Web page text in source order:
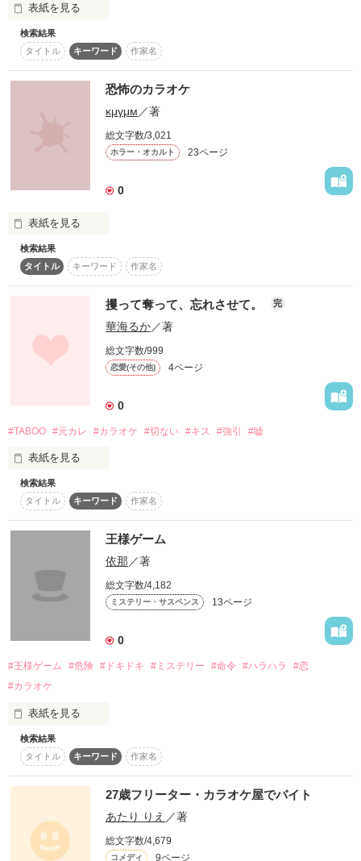
全て 完結 更新中
コンテスト
スターツ出版小説投稿サイト合同企画「1話からの長編大
賞」ベリーズカフェ会場
その他の条件 動画あり
表紙を見る
ねぇ、和也・・・
あたしといて幸せでしたか？？
あたしは幸せでしたよ？
この空の下で頑張るから。
見守っていてね。
作品を読む
検索結果
タイトル
キーワード 作家名
恐怖のカラオケ
κμγμм ／著
総文字数/3,021
ホラー・オカルト 23ページ
0
表紙を見る
これ見たらカラオケに行けなくなるでしょう
まさかこんなことになるなんて‥カラオケ大好きだったの
に。
こちらは実話です
検索結果
タイトル
キーワード 作家名
攫って奪って、忘れさせて。 完
華海るか／著
総文字数/999
恋愛(その他) 4ページ
0
#TABOO #元カレ #カラオケ #切ない #キス #強引 #嘘
表紙を見る
「このままお前をさらっちゃうけど」
イケナイことだとわかっているのに
今はその胸にすがりたい
｡.｡･.｡*ﾟ+｡｡.｡･.｡*ﾟ+｡｡.｡･.｡*ﾟ+｡
タブー
～秘密の恋～
『彼氏がいるのに元カレと…』
｡.｡･.｡*ﾟ+｡｡.｡･.｡*ﾟ+｡｡.｡･.｡*ﾟ+｡
作品を読む
検索結果
タイトル
キーワード 作家名
王様ゲーム
依那／著
総文字数/4,182
ミステリー・サスペンス 13ページ
0
#王様ゲーム #危険 #ドキドキ #ミステリー #命令 #ハラハラ
#恋
#カラオケ
表紙を見る
   久々に集まって楽しく遊ぶはずだった｡
検索結果
タイトル
キーワード 作家名
27歳フリーター・カラオケ屋でバイト
あたり りえ ／著
総文字数/4,679
コメディ 9ページ